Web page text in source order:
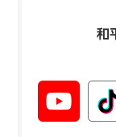
和